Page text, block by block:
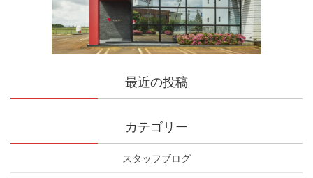
最近の投稿
カテゴリー
スタッフブログ